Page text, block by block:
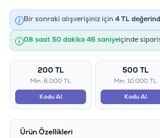
Bir sonraki alışverişiniz için 4 TL
08 saat 50 dakika 45 saniyeiçinde
200 TL
Min: 6.000 TL
Kodu Al
500 TL
Min: 10.000 TL
Kodu Al
Ürün Özellikleri